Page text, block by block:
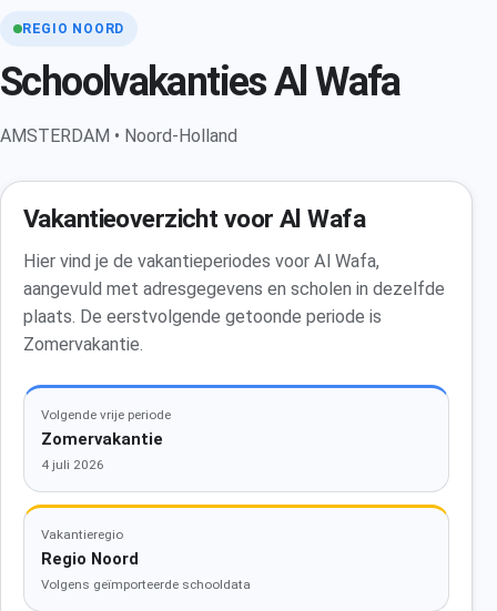
REGIO NOORD
Schoolvakanties Al Wafa
AMSTERDAM • Noord-Holland
Vakantieoverzicht voor Al Wafa
Hier vind je de vakantieperiodes voor Al Wafa,
aangevuld met adresgegevens en scholen in dezelfde
plaats. De eerstvolgende getoonde periode is
Zomervakantie.
Volgende vrije periode
Zomervakantie
4 juli 2026
Vakantieregio
Regio Noord
Volgens geïmporteerde schooldata